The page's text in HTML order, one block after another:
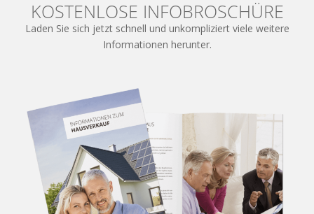
KOSTENLOSE INFOBROSCHÜRE
Laden Sie sich jetzt schnell und unkompliziert viele weitere
Informationen herunter.